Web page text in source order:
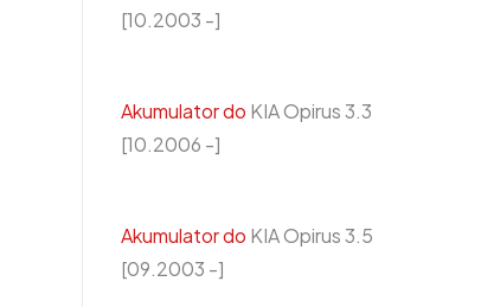
[10.2003 -]
Akumulator do KIA Opirus 3.3
[10.2006 -]
Akumulator do KIA Opirus 3.5
[09.2003 -]